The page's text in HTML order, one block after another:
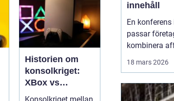
Historien om
konsolkriget:
XBox vs
PlayStation
Konsolkriget mellan
innehåll
En konferens
passar
kombinera
landsbygd,
18 mars 2026